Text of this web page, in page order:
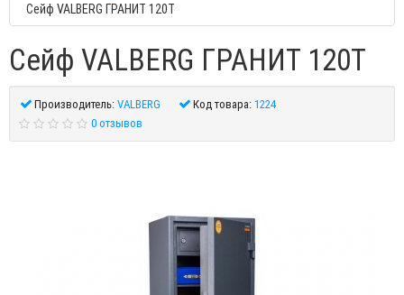
Сейф VALBERG ГРАНИТ 120Т
Сейф VALBERG ГРАНИТ 120Т
Производитель:VALBERG Код товара:1224
0 отзывов